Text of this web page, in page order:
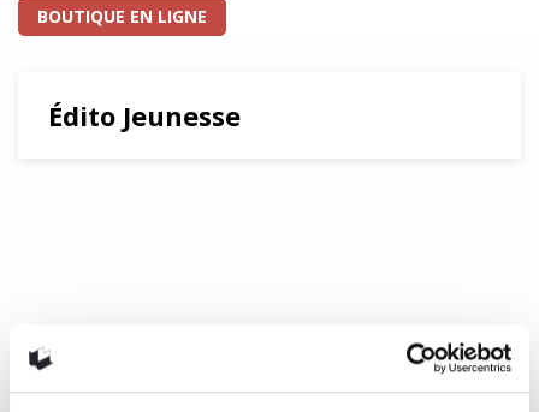
BOUTIQUE EN LIGNE
Édito Jeunesse
qu’indiqué par la légende en début d’ouvrage (jaune pour
les habitats, orange pour les espèces et bleu pour les
comportements et adaptations). Les renvois et onglets de